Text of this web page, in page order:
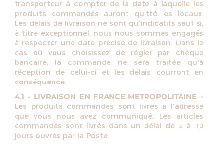
transporteur à compter de la date à laquelle les
produits commandés auront quitté les locaux.
Les délais de livraison ne sont qu'indicatifs sauf si,
à titre exceptionnel, nous nous sommes engagés
à respecter une date précise de livraison. Dans le
cas où vous choisissez de régler par chèque
bancaire, la commande ne sera traitée qu'à
réception de celui-ci et les délais courront en
conséquence.
4.1 - LIVRAISON EN FRANCE METROPOLITAINE -
Les produits commandés sont livrés à l'adresse
que vous nous avez communiqué. Les articles
commandés sont livrés dans un délai de 2 à 10
jours ouvrés par la Poste.